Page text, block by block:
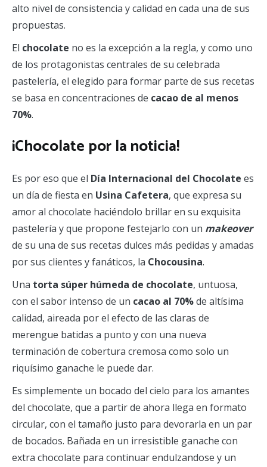
alto nivel de consistencia y calidad en cada una de sus
propuestas.
El chocolate no es la excepción a la regla, y como uno
de los protagonistas centrales de su celebrada
pastelería, el elegido para formar parte de sus recetas
se basa en concentraciones de cacao de al menos
70%.
¡Chocolate por la noticia!
Es por eso que el Día Internacional del Chocolate es
un día de fiesta en Usina Cafetera, que expresa su
amor al chocolate haciéndolo brillar en su exquisita
pastelería y que propone festejarlo con un makeover
de su una de sus recetas dulces más pedidas y amadas
por sus clientes y fanáticos, la Chocousina.
Una torta súper húmeda de chocolate, untuosa,
con el sabor intenso de un cacao al 70%de altísima
calidad, aireada por el efecto de las claras de
merengue batidas a punto y con una nueva
terminación de cobertura cremosa como solo un
riquísimo ganache le puede dar.
Es simplemente un bocado del cielo para los amantes
del chocolate, que a partir de ahora llega en formato
circular, con el tamaño justo para devorarla en un par
de bocados. Bañada en un irresistible ganache con
extra chocolate para continuar endulzandose y un